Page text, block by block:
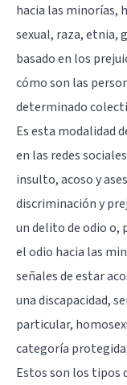
hacia las minorías,
sexual, raza, etnia,
basado en los
cómo son las
determinado
Es esta modalidad
en las redes
insulto, acoso y
discriminación y
un delito de odio o,
el odio hacia las
señales de estar
una discapacidad,
particular,
categoría
Estos son los tipos